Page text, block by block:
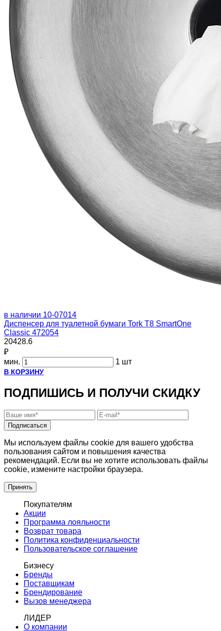
в наличии 10-07014
Диспенсер для туалетной бумаги Tork T8 SmartOne
Classic 472054
20428.6
₽
мин.
1 шт
В КОРЗИНУ
ПОДПИШИСЬ И ПОЛУЧИ СКИДКУ
Подписаться
Мы используем файлы cookie для вашего удобства
пользования сайтом и повышения качества
рекомендаций. Если вы не хотите использовать файлы
cookie, измените настройки браузера.
Принять
Покупателям
Акции
Программа лояльности
Возврат товара
Политика конфиденциальности
Пользовательское соглашение
Бизнесу
Бренды
Поставщикам
Брендирование
Вызов менеджера
ЛИДЕР
О компании